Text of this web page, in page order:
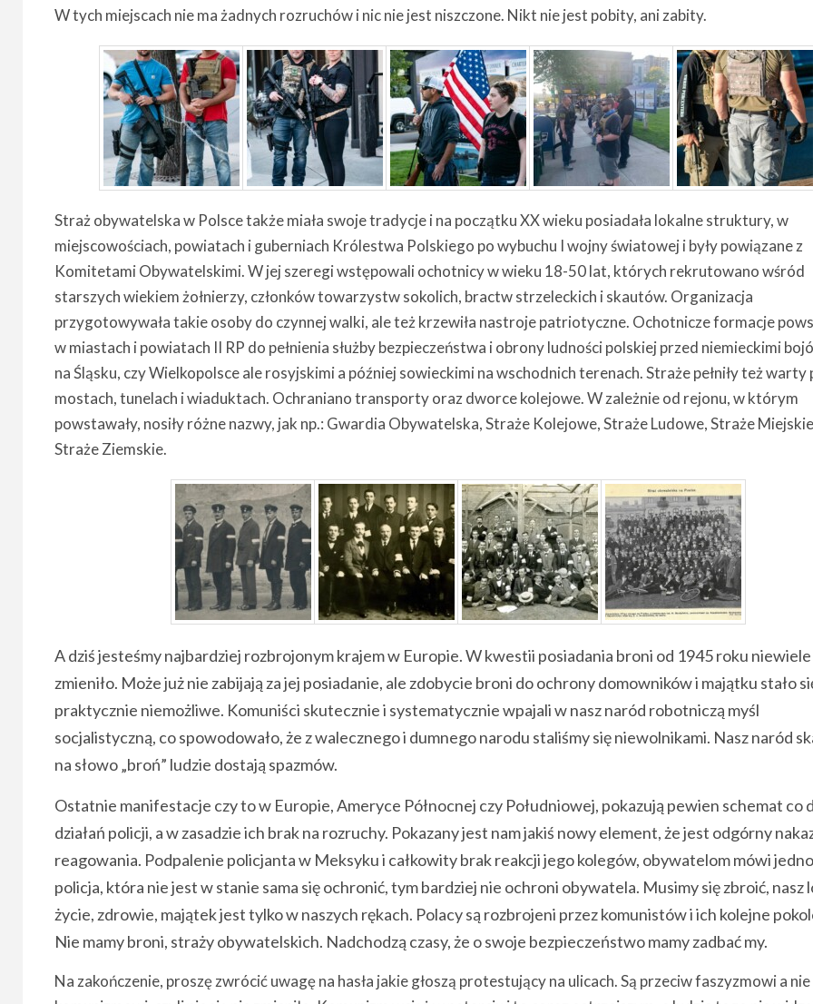
W tych miejscach nie ma żadnych rozruchów i nic nie jest niszczone. Nikt nie jest pobity, ani zabity.
Straż obywatelska w Polsce także miała swoje tradycje i na początku XX wieku posiadała lokalne struktury, w
miejscowościach, powiatach i guberniach Królestwa Polskiego po wybuchu I wojny światowej i były powiązane z
Komitetami Obywatelskimi. W jej szeregi wstępowali ochotnicy w wieku 18-50 lat, których rekrutowano wśród
starszych wiekiem żołnierzy, członków towarzystw sokolich, bractw strzeleckich i skautów. Organizacja
przygotowywała takie osoby do czynnej walki, ale też krzewiła nastroje patriotyczne. Ochotnicze formacje
w miastach i powiatach II RP do pełnienia służby bezpieczeństwa i obrony ludności polskiej przed niemieckimi
na Śląsku, czy Wielkopolsce ale rosyjskimi a później sowieckimi na wschodnich terenach. Straże pełniły też warty
mostach, tunelach i wiaduktach. Ochraniano transporty oraz dworce kolejowe. W zależnie od rejonu, w którym
powstawały, nosiły różne nazwy, jak np.: Gwardia Obywatelska, Straże Kolejowe, Straże Ludowe, Straże
Straże Ziemskie.
A dziś jesteśmy najbardziej rozbrojonym krajem w Europie. W kwestii posiadania broni od 1945 roku niewiele
zmieniło. Może już nie zabijają za jej posiadanie, ale zdobycie broni do ochrony domowników i majątku stało
praktycznie niemożliwe. Komuniści skutecznie i systematycznie wpajali w nasz naród robotniczą myśl
socjalistyczną, co spowodowało, że z walecznego i dumnego narodu staliśmy się niewolnikami. Nasz naród
na słowo „broń” ludzie dostają spazmów.
Ostatnie manifestacje czy to w Europie, Ameryce Północnej czy Południowej, pokazują pewien schemat co
działań policji, a w zasadzie ich brak na rozruchy. Pokazany jest nam jakiś nowy element, że jest odgórny
reagowania. Podpalenie policjanta w Meksyku i całkowity brak reakcji jego kolegów, obywatelom mówi
policja, która nie jest w stanie sama się ochronić, tym bardziej nie ochroni obywatela. Musimy się zbroić, nasz
życie, zdrowie, majątek jest tylko w naszych rękach. Polacy są rozbrojeni przez komunistów i ich kolejne
Nie mamy broni, straży obywatelskich. Nadchodzą czasy, że o swoje bezpieczeństwo mamy zadbać my.
Na zakończenie, proszę zwrócić uwagę na hasła jakie głoszą protestujący na ulicach. Są przeciw faszyzmowi a nie